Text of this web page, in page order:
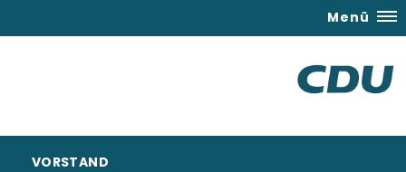
Menü
VORSTAND